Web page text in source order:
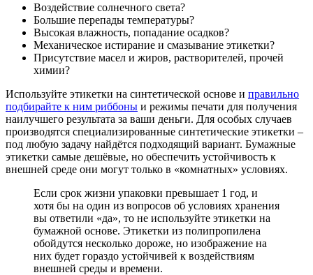
Воздействие солнечного света?
Большие перепады температуры?
Высокая влажность, попадание осадков?
Механическое истирание и смазывание этикетки?
Присутствие масел и жиров, растворителей, прочей
химии?
Используйте этикетки на синтетической основе и правильно
подбирайте к ним риббоны и режимы печати для получения
наилучшего результата за ваши деньги. Для особых случаев
производятся специализированные синтетические этикетки –
под любую задачу найдётся подходящий вариант. Бумажные
этикетки самые дешёвые, но обеспечить устойчивость к
внешней среде они могут только в «комнатных» условиях.
Если срок жизни упаковки превышает 1 год, и
хотя бы на один из вопросов об условиях хранения
вы ответили «да», то не используйте этикетки на
бумажной основе. Этикетки из полипропилена
обойдутся несколько дороже, но изображение на
них будет гораздо устойчивей к воздействиям
внешней среды и времени.